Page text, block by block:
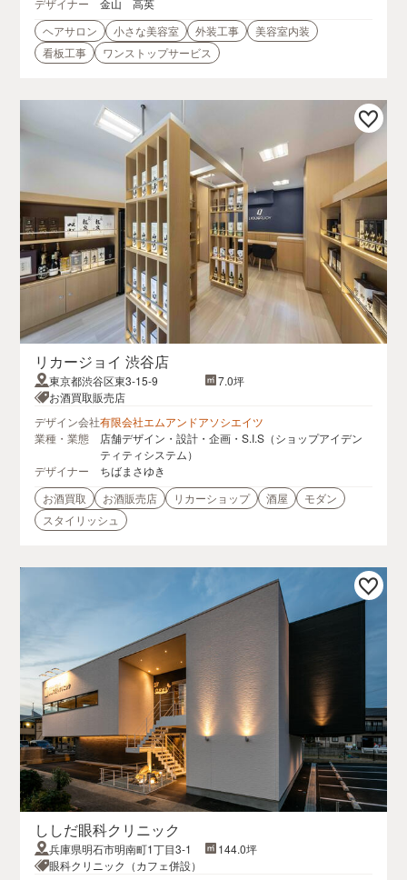
デザイナー
金山 高英
ヘアサロン
小さな美容室 外装工事
美容室内装
看板工事
ワンストップサービス
リカージョイ 渋谷店
東京都渋谷区東3-15-9
7.0坪
お酒買取販売店
デザイン会社有限会社エムアンドアソシエイツ
業種・業態
店舗デザイン・設計・企画・S.I.S（ショップアイデン
ティティシステム）
デザイナー
ちばまさゆき
お酒買取
お酒販売店 リカーショップ 酒屋
モダン
スタイリッシュ
ししだ眼科クリニック
兵庫県明石市明南町1丁目3-1
144.0坪
眼科クリニック（カフェ併設）